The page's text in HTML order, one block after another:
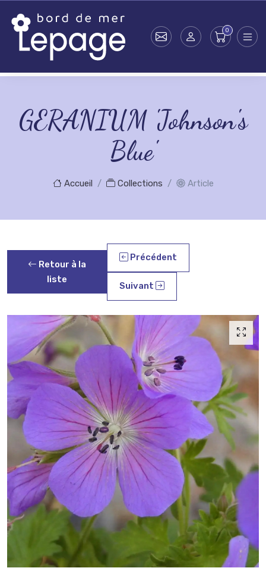
GERANIUM 'Johnson's
Blue'
Accueil Collections Article
Retour à la
liste
Précédent
Suivant